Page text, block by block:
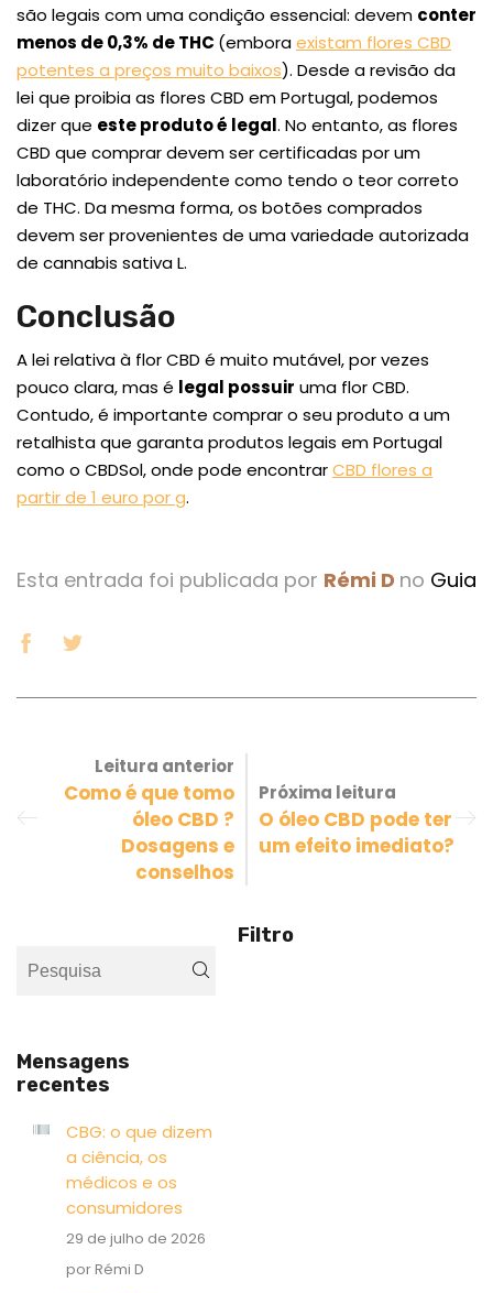
são legais com uma condição essencial: devem conter
menos de 0,3% de THC (emboraexistam flores CBD
potentes a preços muito baixos). Desde a revisão da
lei que proibia as flores CBD em Portugal, podemos
dizer que este produto é legal. No entanto, as flores
CBD que comprar devem ser certificadas por um
laboratório independente como tendo o teor correto
de THC. Da mesma forma, os botões comprados
devem ser provenientes de uma variedade autorizada
de cannabis sativa L.
Conclusão
A lei relativa à flor CBD é muito mutável, por vezes
pouco clara, mas é legal possuir uma flor CBD.
Contudo, é importante comprar o seu produto a um
retalhista que garanta produtos legais em Portugal
como o CBDSol, onde pode encontrarCBD flores a
partir de 1 euro por g.
Esta entrada foi publicada por Rémi D no Guia
Leitura anterior
Como é que tomo
óleo CBD ?
Dosagens e
conselhos
Próxima leitura
O óleo CBD pode ter
um efeito imediato?
Filtro
Mensagens
recentes
CBG: o que dizem
a ciência, os
médicos e os
consumidores
29 de julho de 2026
por Rémi D